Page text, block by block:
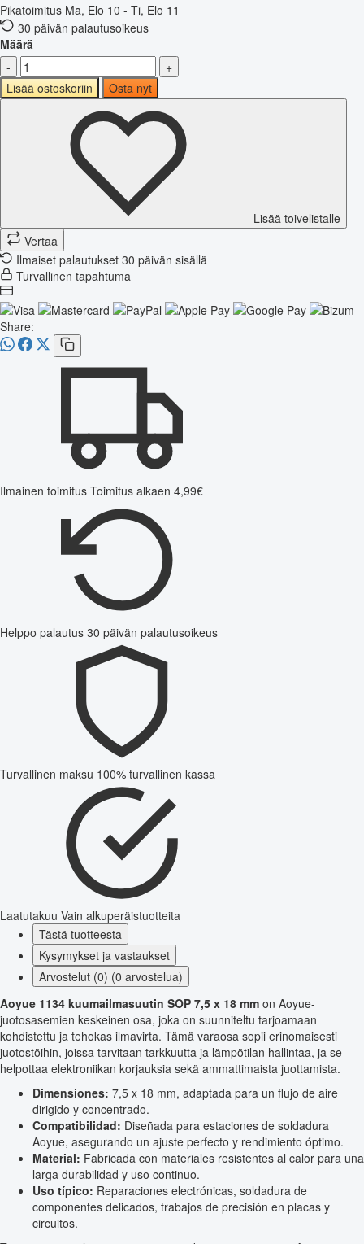
Pikatoimitus Ma, Elo 10 - Ti, Elo 11
30 päivän palautusoikeus
Määrä
-
+
Lisää ostoskoriin
Osta nyt
Lisää toivelistalle
Vertaa
Ilmaiset palautukset 30 päivän sisällä
Turvallinen tapahtuma
Share:
Ilmainen toimitus Toimitus alkaen 4,99€
Helppo palautus 30 päivän palautusoikeus
Turvallinen maksu 100% turvallinen kassa
Laatutakuu Vain alkuperäistuotteita
Tästä tuotteesta
Kysymykset ja vastaukset
Arvostelut (0) (0 arvostelua)
Aoyue 1134 kuumailmasuutin SOP 7,5 x 18 mm on Aoyue-
juotosasemien keskeinen osa, joka on suunniteltu tarjoamaan
kohdistettu ja tehokas ilmavirta. Tämä varaosa sopii erinomaisesti
juotostöihin, joissa tarvitaan tarkkuutta ja lämpötilan hallintaa, ja se
helpottaa elektroniikan korjauksia sekä ammattimaista juottamista.
Dimensiones: 7,5 x 18 mm, adaptada para un flujo de aire
dirigido y concentrado.
Compatibilidad: Diseñada para estaciones de soldadura
Aoyue, asegurando un ajuste perfecto y rendimiento óptimo.
Material: Fabricada con materiales resistentes al calor para una
larga durabilidad y uso continuo.
Uso típico: Reparaciones electrónicas, soldadura de
componentes delicados, trabajos de precisión en placas y
circuitos.